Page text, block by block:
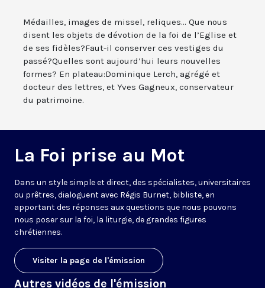
Médailles, images de missel, reliques... Que nous
disent les objets de dévotion de la foi de l’Eglise et
de ses fidèles?Faut-il conserver ces vestiges du
passé?Quelles sont aujourd’hui leurs nouvelles
formes? En plateau:Dominique Lerch, agrégé et
docteur des lettres, et Yves Gagneux, conservateur
du patrimoine.
La Foi prise au Mot
Dans un style simple et direct, des spécialistes, universitaires
ou prêtres, dialoguent avec Régis Burnet, bibliste, en
apportant des réponses aux questions que nous pouvons
nous poser sur la foi, la liturgie, de grandes figures
chrétiennes.
Visiter la page de l'émission
Autres vidéos de l'émission